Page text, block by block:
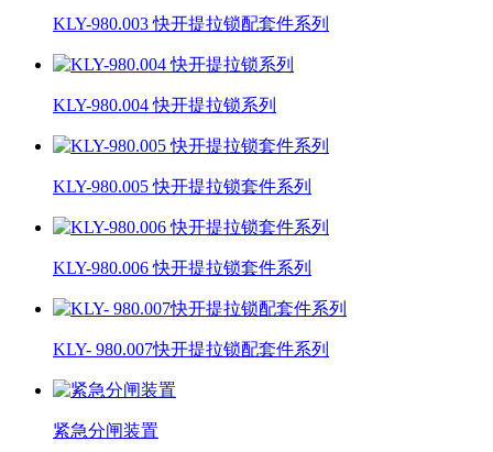
KLY-980.003 快开提拉锁配套件系列
KLY-980.004 快开提拉锁系列
KLY-980.005 快开提拉锁套件系列
KLY-980.006 快开提拉锁套件系列
KLY- 980.007快开提拉锁配套件系列
紧急分闸装置